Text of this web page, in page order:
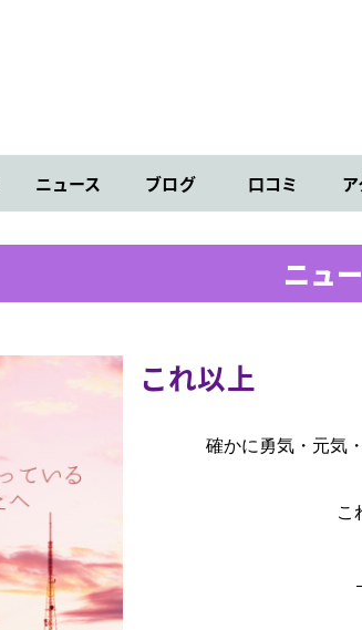
ニュース ブログ 口コミ
ニュ
これ以上